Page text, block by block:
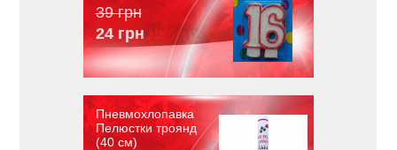
39 грн
24 грн
Пневмохлопавка
Пелюстки троянд
(40 см)